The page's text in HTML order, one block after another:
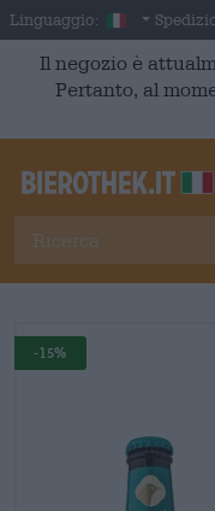
Skip to main content
Linguaggio: Italian
Il negozio è
Pertanto, al
-15%